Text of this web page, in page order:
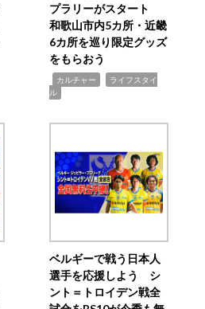
プラリーがスタート
和歌山市内5カ所・近畿
6カ所を巡り限定グッズ
をもらおう
カルチャー
ライフスタイ
ル
ベルギーで戦う日本人
選手を応援しよう シ
ント＝トロイデン戦全